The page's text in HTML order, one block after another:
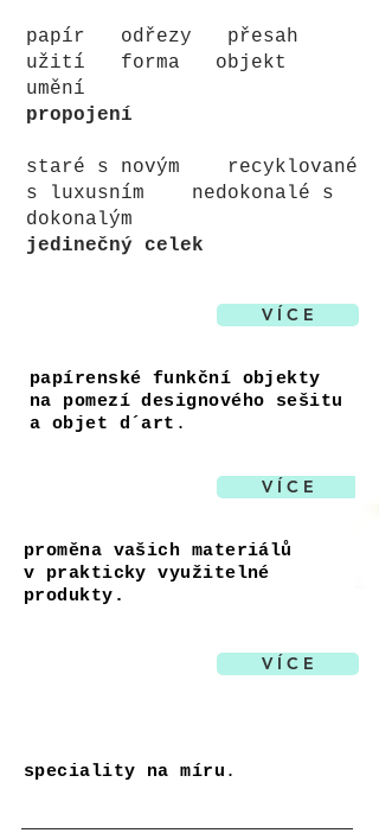
papír odřezy přesah
užití forma objekt
umění
propojení
staré s novým recyklované
s luxusním nedokonalé s
dokonalým
jedinečný celek
V Í C E
V Í C E
papírenské funkční objekty
na pomezí designového sešitu
a objet d´art .
proměna vašich materiálů
v prakticky využitelné
produkty.
V Í C E
speciality na míru .